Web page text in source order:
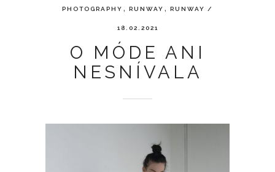
PHOTOGRAPHY , RUNWAY , RUNWAY /
18.02.2021
O MÓDE ANI
NESNÍVALA